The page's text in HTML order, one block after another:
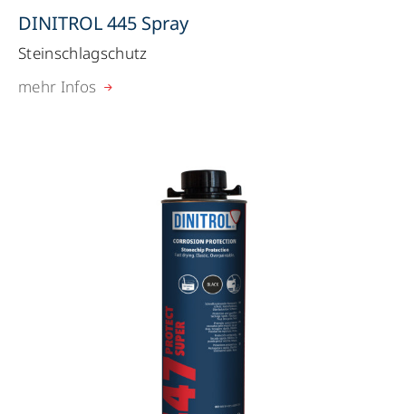
DINITROL 445 Spray
Steinschlagschutz
mehr Infos